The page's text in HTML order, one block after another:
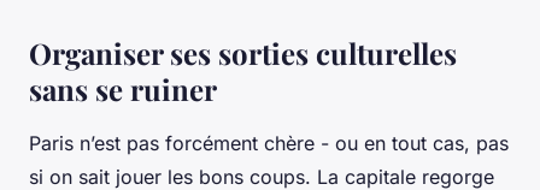
Organiser ses sorties culturelles
sans se ruiner
Paris n’est pas forcément chère - ou en tout cas, pas
si on sait jouer les bons coups. La capitale regorge